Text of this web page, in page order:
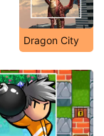
Dragon City